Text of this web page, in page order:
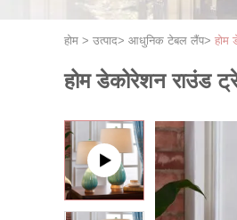
होम > उत्पाद> आधुनिक टेबल लैंप> होम
होम डेकोरेशन राउंड